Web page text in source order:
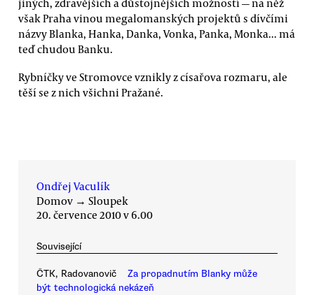
jiných, zdravějších a důstojnějších možností — na něž
však Praha vinou megalomanských projektů s dívčími
názvy Blanka, Hanka, Danka, Vonka, Panka, Monka... má
teď chudou Banku.
Rybníčky ve Stromovce vznikly z císařova rozmaru, ale
těší se z nich všichni Pražané.
Ondřej Vaculík
Domov → Sloupek
20. července 2010 v 6.00
Související
ČTK, Radovanovič
Za propadnutím Blanky může
být technologická nekázeň